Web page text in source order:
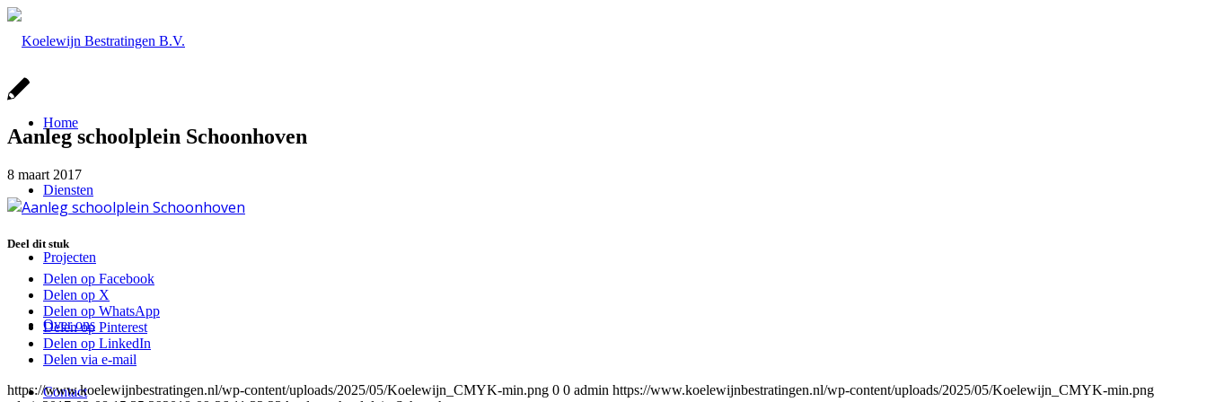
Home
Diensten
Projecten
Over ons
Contact
Aanleg schoolplein Schoonhoven
8 maart 2017
Deel dit stuk
Delen op Facebook
Delen op X
Delen op WhatsApp
Delen op Pinterest
Delen op LinkedIn
Delen via e-mail
https://www.koelewijnbestratingen.nl/wp-content/uploads/2025/05/Koelewijn_CMYK-min.png 0 0 admin https://www.koelewijnbestratingen.nl/wp-content/uploads/2025/05/Koelewijn_CMYK-min.png